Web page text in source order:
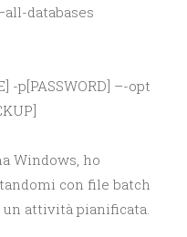
databases
-p[PASSWORD] –-opt
Windows, ho
con file batch
un attività pianificata.